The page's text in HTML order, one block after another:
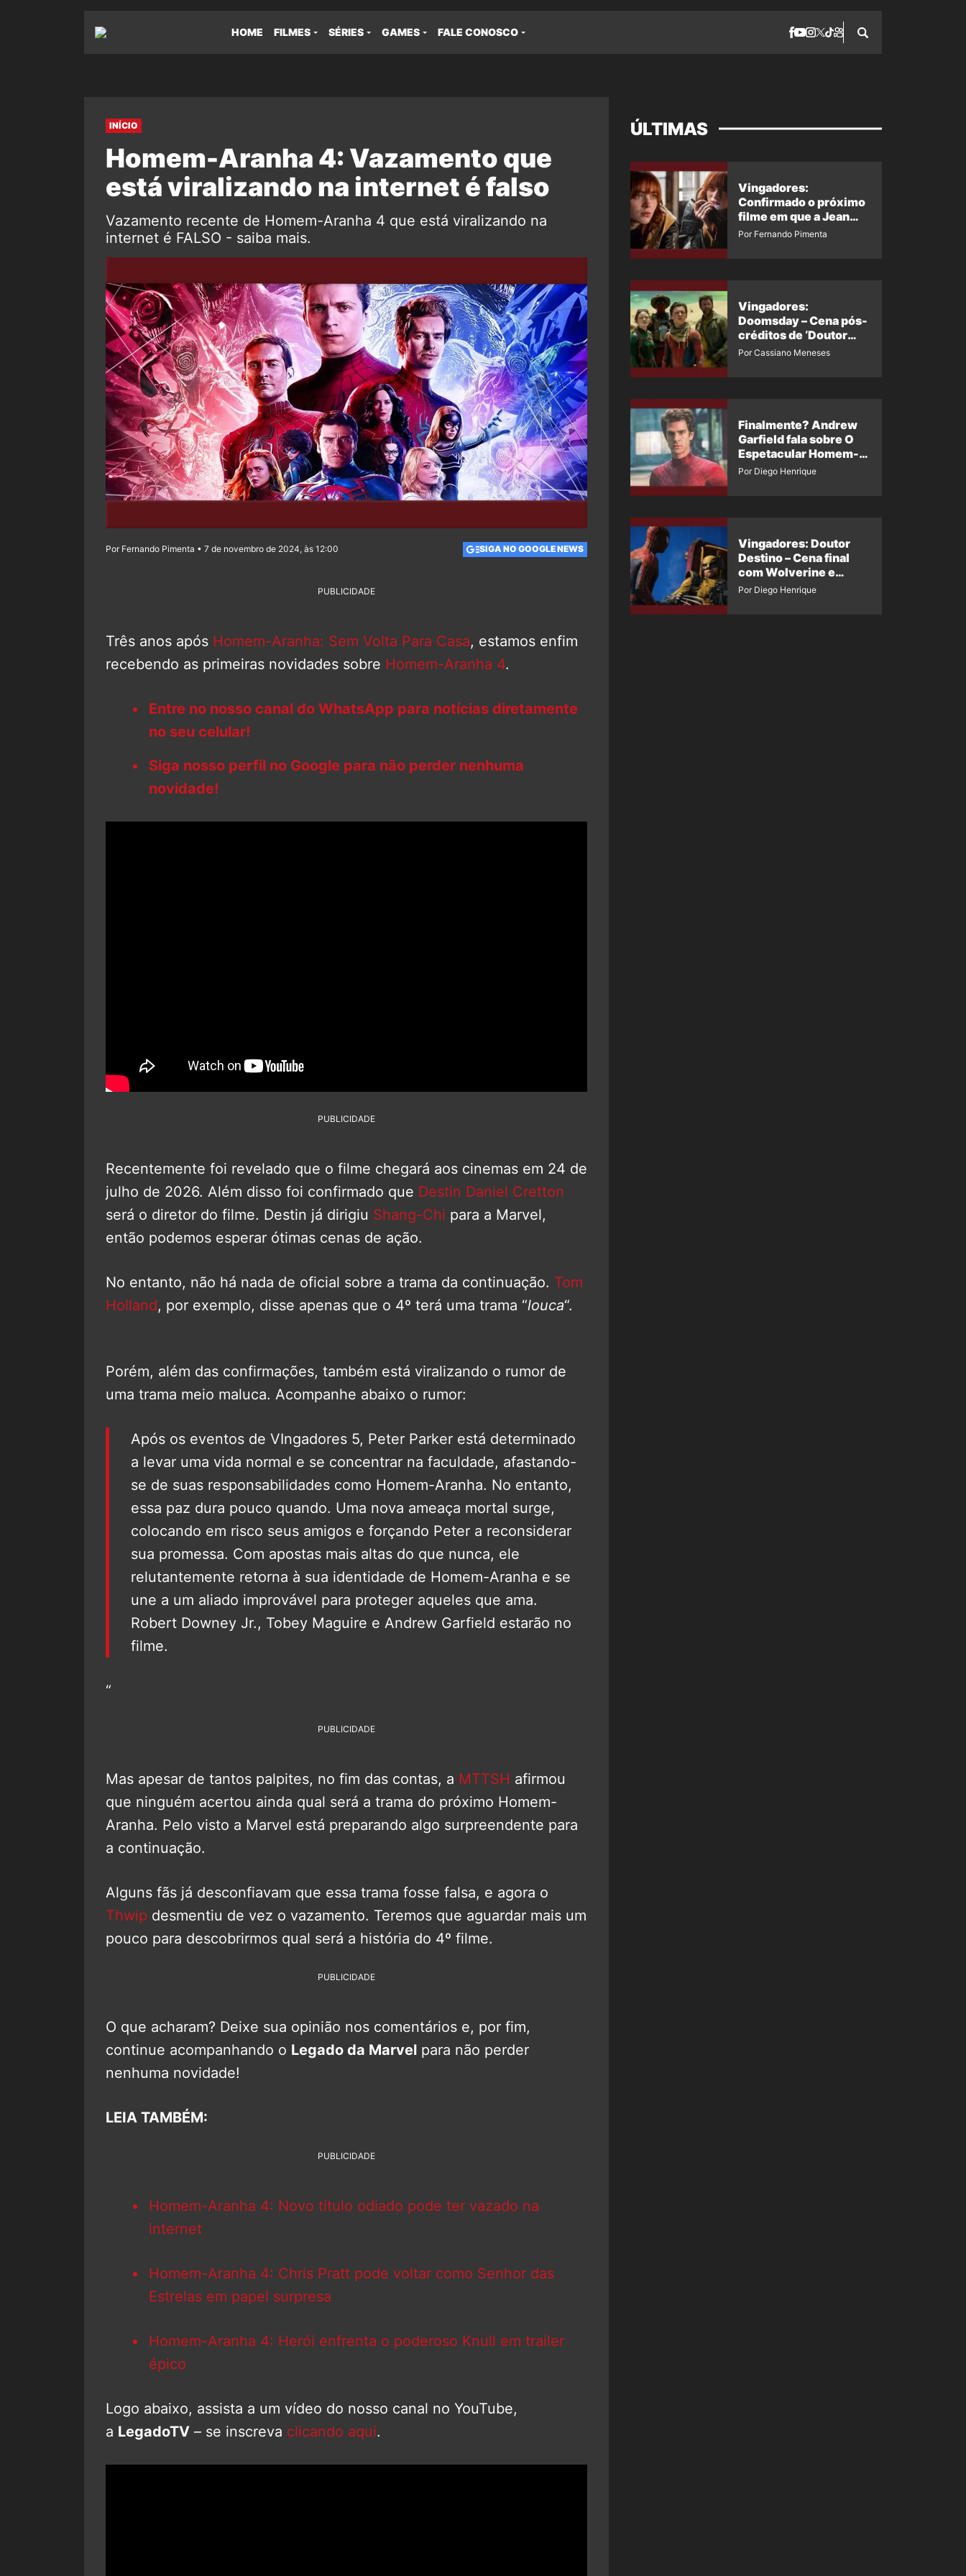
HOME FILMES SÉRIES GAMES FALE CONOSCO
INÍCIO
Homem-Aranha 4: Vazamento que
está viralizando na internet é falso
Vazamento recente de Homem-Aranha 4 que está viralizando na
internet é FALSO - saiba mais.
Por Fernando Pimenta • 7 de novembro de 2024, às 12:00 SIGA NO GOOGLE NEWS
PUBLICIDADE
Três anos após Homem-Aranha: Sem Volta Para Casa, estamos enfim
recebendo as primeiras novidades sobre Homem-Aranha 4.
Entre no nosso canal do WhatsApp para notícias diretamente
no seu celular!
Siga nosso perfil no Google para não perder nenhuma
novidade!
PUBLICIDADE
Recentemente foi revelado que o filme chegará aos cinemas em 24 de
julho de 2026. Além disso foi confirmado que Destin Daniel Cretton
será o diretor do filme. Destin já dirigiu Shang-Chi para a Marvel,
então podemos esperar ótimas cenas de ação.
No entanto, não há nada de oficial sobre a trama da continuação. Tom
Holland, por exemplo, disse apenas que o 4º terá uma trama “louca“.
Porém, além das confirmações, também está viralizando o rumor de
uma trama meio maluca. Acompanhe abaixo o rumor:
Após os eventos de VIngadores 5, Peter Parker está determinado
a levar uma vida normal e se concentrar na faculdade, afastando-
se de suas responsabilidades como Homem-Aranha. No entanto,
essa paz dura pouco quando. Uma nova ameaça mortal surge,
colocando em risco seus amigos e forçando Peter a reconsiderar
sua promessa. Com apostas mais altas do que nunca, ele
relutantemente retorna à sua identidade de Homem-Aranha e se
une a um aliado improvável para proteger aqueles que ama.
Robert Downey Jr., Tobey Maguire e Andrew Garfield estarão no
filme.
“
PUBLICIDADE
Mas apesar de tantos palpites, no fim das contas, a MTTSH afirmou
que ninguém acertou ainda qual será a trama do próximo Homem-
Aranha. Pelo visto a Marvel está preparando algo surpreendente para
a continuação.
Alguns fãs já desconfiavam que essa trama fosse falsa, e agora o
Thwip desmentiu de vez o vazamento. Teremos que aguardar mais um
pouco para descobrirmos qual será a história do 4º filme.
PUBLICIDADE
O que acharam? Deixe sua opinião nos comentários e, por fim,
continue acompanhando o Legado da Marvel para não perder
nenhuma novidade!
LEIA TAMBÉM:
PUBLICIDADE
Homem-Aranha 4: Novo título odiado pode ter vazado na
internet
Homem-Aranha 4: Chris Pratt pode voltar como Senhor das
Estrelas em papel surpresa
Homem-Aranha 4: Herói enfrenta o poderoso Knull em trailer
épico
Logo abaixo, assista a um vídeo do nosso canal no YouTube,
a LegadoTV – se inscreva clicando aqui.
ÚLTIMAS
Vingadores:
Confirmado o próximo
filme em que a Jean
Grey irá aparecer
Por Fernando Pimenta
Vingadores:
Doomsday – Cena pós-
créditos de ‘Doutor
Destino’ é revelada
Por Cassiano Meneses
Finalmente? Andrew
Garfield fala sobre O
Espetacular Homem-
Aranha 3
Por Diego Henrique
Vingadores: Doutor
Destino – Cena final
com Wolverine e
Homem-Aranha de
Por Diego Henrique